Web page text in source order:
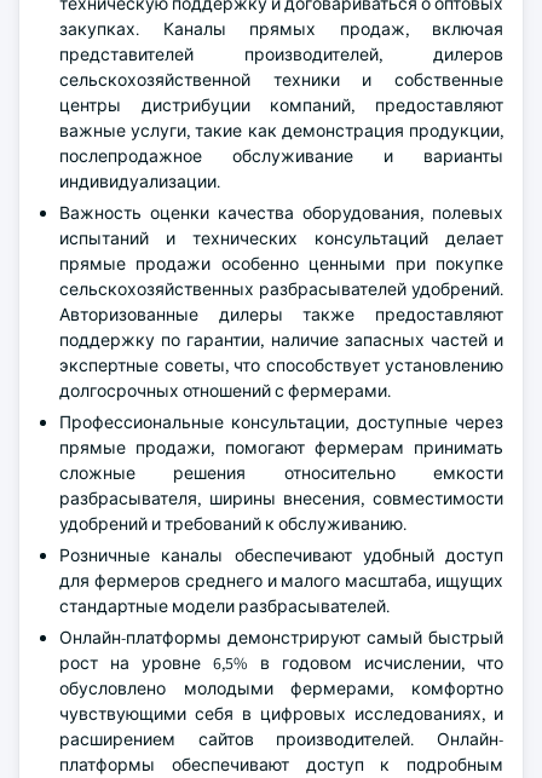
закупках. Каналы прямых продаж, включая
представителей производителей, дилеров
сельскохозяйственной техники и собственные
центры дистрибуции компаний, предоставляют
важные услуги, такие как демонстрация продукции,
послепродажное обслуживание и варианты
индивидуализации.
Важность оценки качества оборудования, полевых
испытаний и технических консультаций делает
прямые продажи особенно ценными при покупке
сельскохозяйственных разбрасывателей удобрений.
Авторизованные дилеры также предоставляют
поддержку по гарантии, наличие запасных частей и
экспертные советы, что способствует установлению
долгосрочных отношений с фермерами.
Профессиональные консультации, доступные через
прямые продажи, помогают фермерам принимать
сложные решения относительно емкости
разбрасывателя, ширины внесения, совместимости
удобрений и требований к обслуживанию.
Розничные каналы обеспечивают удобный доступ
для фермеров среднего и малого масштаба, ищущих
стандартные модели разбрасывателей.
Онлайн-платформы демонстрируют самый быстрый
рост на уровне 6,5% в годовом исчислении, что
обусловлено молодыми фермерами, комфортно
чувствующими себя в цифровых исследованиях, и
расширением сайтов производителей. Онлайн-
платформы обеспечивают доступ к подробным